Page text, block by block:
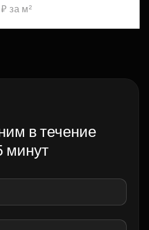
за м²
в течение
минут